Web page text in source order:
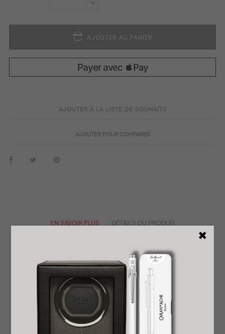
AJOUTER AU PANIER
AJOUTER À LA LISTE DE SOUHAITS
AJOUTER POUR COMPARER
EN SAVOIR PLUS DÉTAILS DU PRODUIT
PRÊT À OFFRIR
RETOUR FACILE ET GRATUIT
Montre de plongée certifiée de 46 MM de diamètre bracelet
acier, cadran bleu marine dégradé, tous d’une montre
élégante sauf que ce garde temps dispose d’une